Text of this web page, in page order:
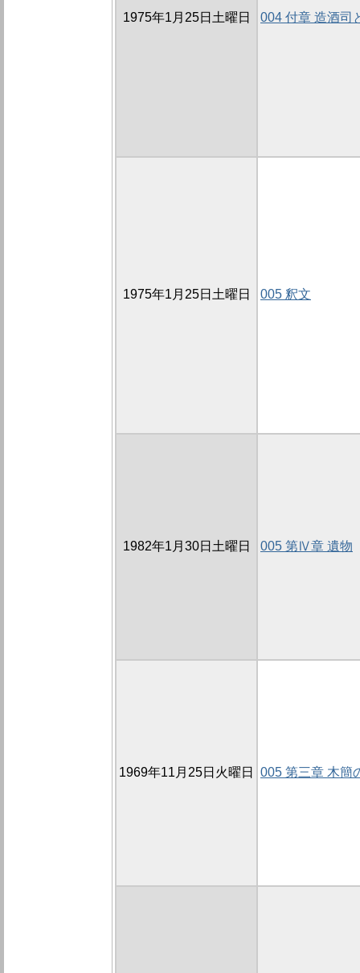
1975年1月25日土曜日 004 付章 造酒司
1975年1月25日土曜日 005 釈文
1982年1月30日土曜日 005 第Ⅳ章 遺物
1969年11月25日火曜日 005 第三章 木簡